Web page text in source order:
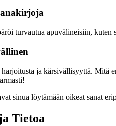
turvautua apuvälineisiin,
ja kärsivällisyyttä. Mitä
sinua löytämään oikeat sanat
Tietoa